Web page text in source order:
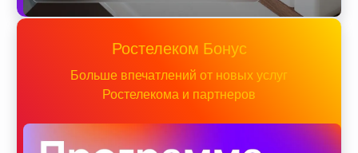
Ростелеком Бонус
Больше впечатлений от новых услуг
Ростелекома и партнеров